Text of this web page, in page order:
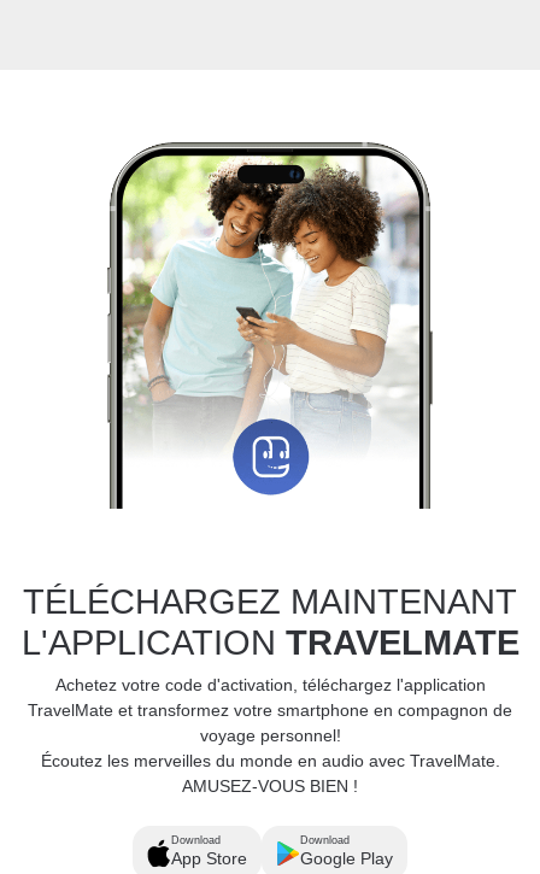
TÉLÉCHARGEZ MAINTENANT
L'APPLICATION TRAVELMATE
Achetez votre code d'activation, téléchargez l'application
TravelMate et transformez votre smartphone en compagnon de
voyage personnel!
Écoutez les merveilles du monde en audio avec TravelMate.
AMUSEZ-VOUS BIEN !
Download
App Store
Download
Google Play